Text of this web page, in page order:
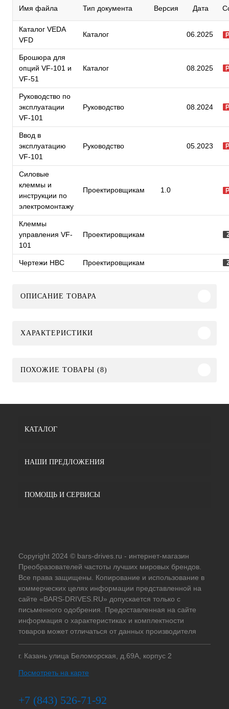
Имя файла Тип документа Версия Дата
Каталог VEDA
VFD
Каталог 06.2025
Брошюра для
опций VF-101 и
VF-51
Каталог 08.2025
Руководство по
эксплуатации
VF-101
Руководство 08.2024
Ввод в
эксплуатацию
VF-101
Руководство 05.2023
Силовые
клеммы и
инструкции по
электромонтажу
Проектировщикам 1.0
Клеммы
управления VF-
101
Проектировщикам
Чертежи HBC Проектировщикам
ОПИСАНИЕ ТОВАРА
ХАРАКТЕРИСТИКИ
ПОХОЖИЕ ТОВАРЫ (8)
КАТАЛОГ
НАШИ ПРЕДЛОЖЕНИЯ
ПОМОЩЬ И СЕРВИСЫ
Copyright 2024 © bars-drives.ru - интернет-магазин
Преобразователей частоты лучших мировых брендов.
Все права защищены. Копирование и использование в
коммерческих целях информации представленной на
сайте «BARS-DRIVES.RU» допускается только с
письменного одобрения. Предоставленная на сайте
информация о характеристиках и комплектности
товаров может отличаться от данных производителя
г. Казань улица Беломорская, д.69А, корпус 2
Посмотреть на карте
+7 (843) 526-71-92